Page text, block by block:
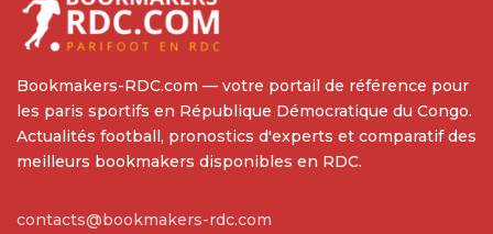
Bookmakers-RDC.com — votre portail de référence pour
les paris sportifs en République Démocratique du Congo.
Actualités football, pronostics d'experts et comparatif des
meilleurs bookmakers disponibles en RDC.
contacts@bookmakers-rdc.com